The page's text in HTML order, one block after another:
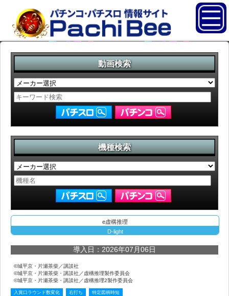
動画検索
機種検索
e虚構推理
D-light
導入日：2026年07月06日
©城平京・片瀬茶柴／講談社
©城平京・片瀬茶柴・講談社／虚構推理製作委員会
©城平京・片瀬茶柴・講談社／虚構推理2製作委員会
入賞口ラウンド数変化 右打ち 特定図柄時短